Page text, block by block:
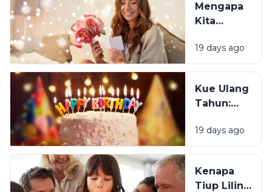
Merasa
Sedih Saat
Tahun?
Mengapa
Kita
Mendapat
Ucapan
Tahun?
19 days ago
Kue Ulang
Tahun:
Tradisi Ini
Berawal?
19 days ago
Kenapa
Tiup Lilin